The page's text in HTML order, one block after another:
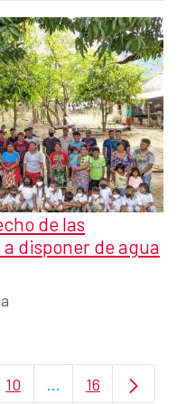
de las
disponer de agua
Use TAB to
Page
10 ...Intermediate
Page
16